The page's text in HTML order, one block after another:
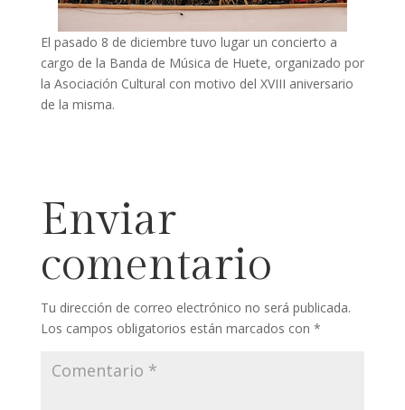
El pasado 8 de diciembre tuvo lugar un concierto a
cargo de la Banda de Música de Huete, organizado por
la Asociación Cultural con motivo del XVIII aniversario
de la misma.
Enviar
comentario
Tu dirección de correo electrónico no será publicada.
Los campos obligatorios están marcados con *